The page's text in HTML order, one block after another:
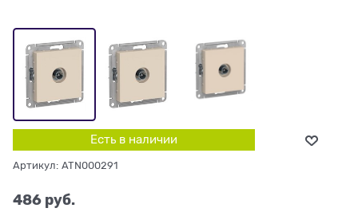
Есть в наличии
Артикул: ATN000291
486 руб.